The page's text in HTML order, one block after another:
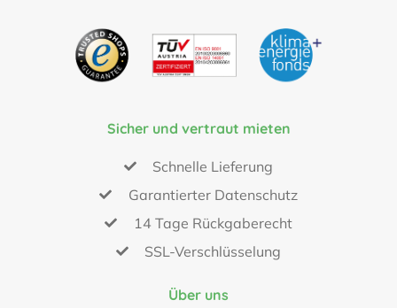
Sicher und vertraut mieten
Schnelle Lieferung
Garantierter Datenschutz
14 Tage Rückgaberecht
SSL-Verschlüsselung
Über uns